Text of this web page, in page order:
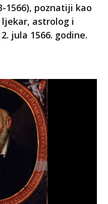
1566), poznatiji kao
astrolog i
jula 1566. godine.